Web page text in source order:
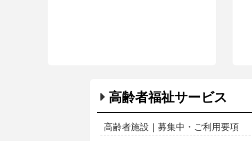
高齢者福祉サービス
高齢者施設｜募集中・ご利用要項